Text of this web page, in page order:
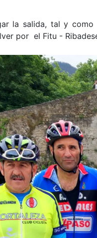
la salida, tal y
por el Fitu -